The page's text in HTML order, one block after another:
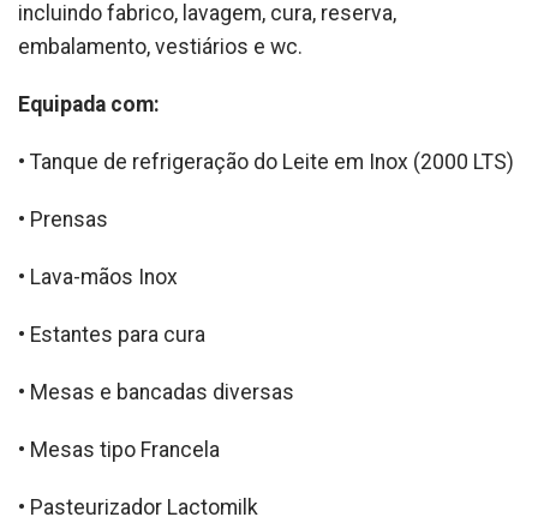
incluindo fabrico, lavagem, cura, reserva,
embalamento, vestiários e wc.
Equipada com:
• Tanque de refrigeração do Leite em Inox (2000 LTS)
• Prensas
• Lava-mãos Inox
• Estantes para cura
• Mesas e bancadas diversas
• Mesas tipo Francela
• Pasteurizador Lactomilk